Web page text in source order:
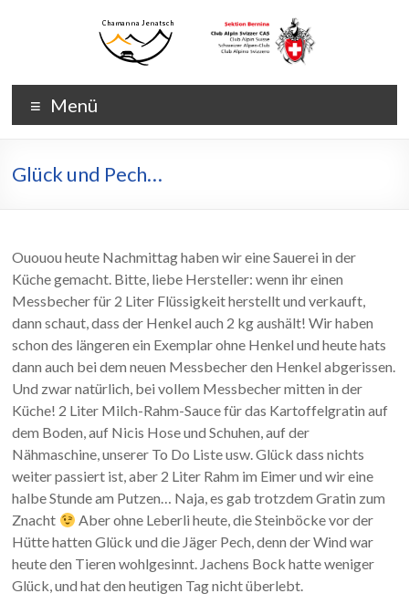
Chamanna
Jenatsch
Chamanna
Jenatsch
CAS
Menü
Glück und Pech…
Ououou heute Nachmittag haben wir eine Sauerei in der
Küche gemacht. Bitte, liebe Hersteller: wenn ihr einen
Messbecher für 2 Liter Flüssigkeit herstellt und verkauft,
dann schaut, dass der Henkel auch 2 kg aushält! Wir haben
schon des längeren ein Exemplar ohne Henkel und heute hats
dann auch bei dem neuen Messbecher den Henkel abgerissen.
Und zwar natürlich, bei vollem Messbecher mitten in der
Küche! 2 Liter Milch-Rahm-Sauce für das Kartoffelgratin auf
dem Boden, auf Nicis Hose und Schuhen, auf der
Nähmaschine, unserer To Do Liste usw. Glück dass nichts
weiter passiert ist, aber 2 Liter Rahm im Eimer und wir eine
halbe Stunde am Putzen… Naja, es gab trotzdem Gratin zum
Znacht
Aber ohne Leberli heute, die Steinböcke vor der
Hütte hatten Glück und die Jäger Pech, denn der Wind war
heute den Tieren wohlgesinnt. Jachens Bock hatte weniger
Glück, und hat den heutigen Tag nicht überlebt.